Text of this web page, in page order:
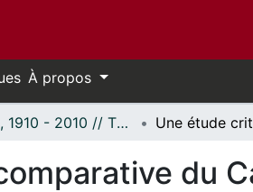
À propos
Thèses, 1910 - 2010 // Theses, 1910 - 2010
du